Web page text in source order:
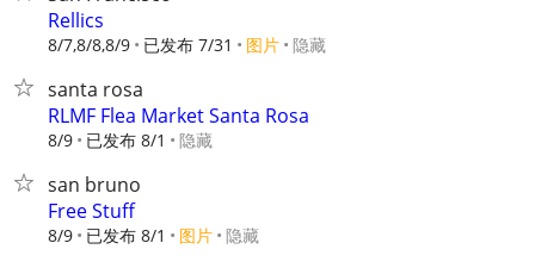
Rellics
8/7,8/8,8/9 已发布 7/31 图片 隐藏
santa rosa
RLMF Flea Market Santa Rosa
8/9 已发布 8/1 隐藏
san bruno
Free Stuff
8/9 已发布 8/1 图片 隐藏